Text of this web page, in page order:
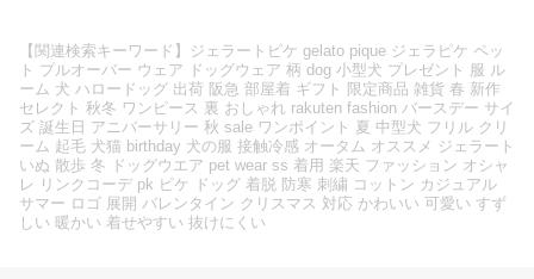
【関連検索キーワード】ジェラートピケ gelato pique ジェラピケ ペッ
ト プルオーバー ウェア ドッグウェア 柄 dog 小型犬 プレゼント 服 ル
ーム 犬 ハロードッグ 出荷 阪急 部屋着 ギフト 限定商品 雑貨 春 新作
セレクト 秋冬 ワンピース 裏 おしゃれ rakuten fashion バースデー サイ
ズ 誕生日 アニバーサリー 秋 sale ワンポイント 夏 中型犬 フリル クリ
ーム 起毛 犬猫 birthday 犬の服 接触冷感 オータム オススメ ジェラート
いぬ 散歩 冬 ドッグウエア pet wear ss 着用 楽天 ファッション オシャ
レ リンクコーデ pk ピケ ドッグ 着脱 防寒 刺繍 コットン カジュアル
サマー ロゴ 展開 バレンタイン クリスマス 対応 かわいい 可愛い すず
しい 暖かい 着せやすい 抜けにくい